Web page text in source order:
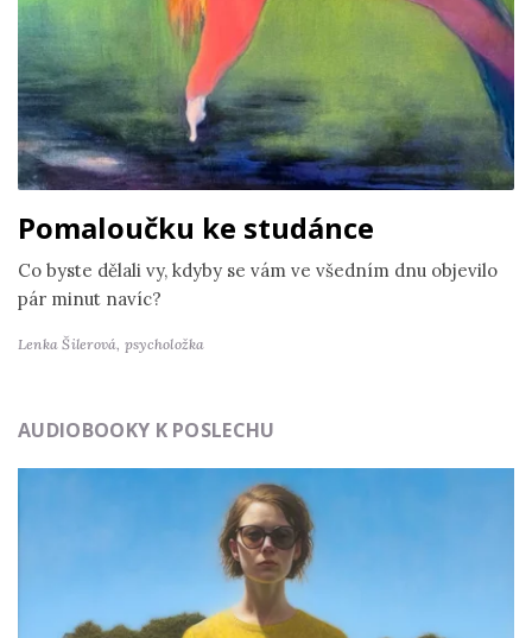
Pomaloučku ke studánce
Co byste dělali vy, kdyby se vám ve všedním dnu objevilo
pár minut navíc?
Lenka Šilerová, psycholožka
AUDIOBOOKY K POSLECHU